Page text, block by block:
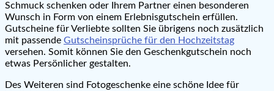
Schmuck schenken oder Ihrem Partner einen besonderen
Wunsch in Form von einem Erlebnisgutschein erfüllen.
Gutscheine für Verliebte sollten Sie übrigens noch zusätzlich
mit passende Gutscheinsprüche für den Hochzeitstag
versehen. Somit können Sie den Geschenkgutschein noch
etwas Persönlicher gestalten.
Des Weiteren sind Fotogeschenke eine schöne Idee für